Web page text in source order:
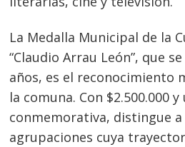
La Medalla Municipal de la
“Claudio Arrau León”, que
años, es el reconocimiento
la comuna. Con $2.500.000
conmemorativa, distingue
agrupaciones cuya